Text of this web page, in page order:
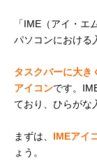
「IME（アイ・エ
パソコンにおける
タスクバーに大き
アイコンです。
ており、ひらがな
まずは、 IMEアイ
ょう。